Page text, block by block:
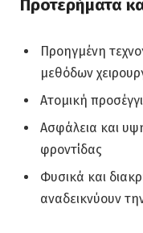
Προτερήματα
Προηγμένη
μεθόδων
Ατομική
Ασφάλεια και
φροντίδας
Φυσικά και
αναδεικνύουν